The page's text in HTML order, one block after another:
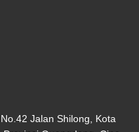
Jalan Shilong, Kota